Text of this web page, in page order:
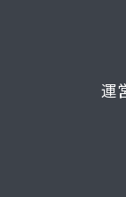
運